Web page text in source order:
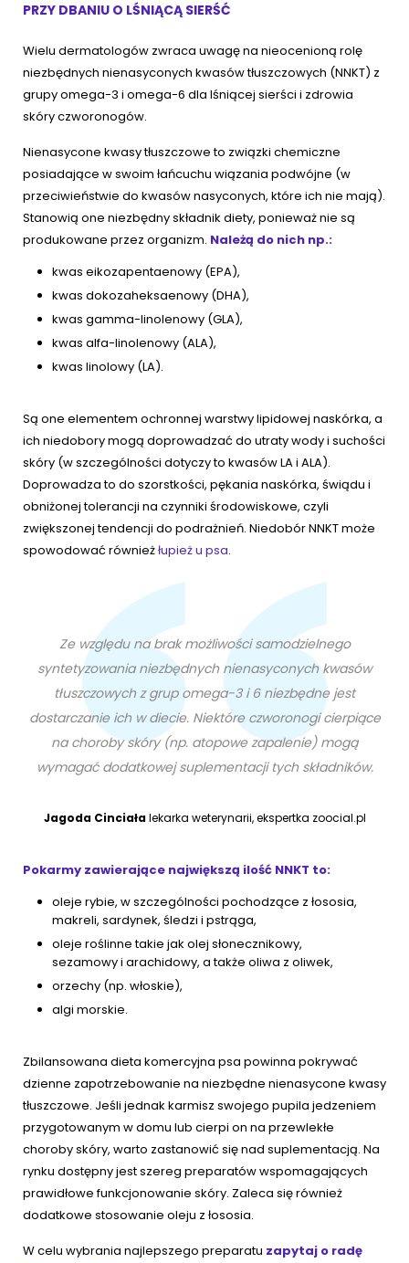
PRZY DBANIU O LŚNIĄCĄ SIERŚĆ
Wielu dermatologów zwraca uwagę na nieocenioną rolę
niezbędnych nienasyconych kwasów tłuszczowych (NNKT) z
grupy omega-3 i omega-6 dla lśniącej sierści i zdrowia
skóry czworonogów.
Nienasycone kwasy tłuszczowe to związki chemiczne
posiadające w swoim łańcuchu wiązania podwójne (w
przeciwieństwie do kwasów nasyconych, które ich nie mają).
Stanowią one niezbędny składnik diety, ponieważ nie są
produkowane przez organizm. Należą do nich np.:
kwas eikozapentaenowy (EPA),
kwas dokozaheksaenowy (DHA),
kwas gamma-linolenowy (GLA),
kwas alfa-linolenowy (ALA),
kwas linolowy (LA).
Są one elementem ochronnej warstwy lipidowej naskórka, a
ich niedobory mogą doprowadzać do utraty wody i suchości
skóry (w szczególności dotyczy to kwasów LA i ALA).
Doprowadza to do szorstkości, pękania naskórka, świądu i
obniżonej tolerancji na czynniki środowiskowe, czyli
zwiększonej tendencji do podrażnień. Niedobór NNKT może
spowodować równieżłupież u psa.
Ze względu na brak możliwości samodzielnego
syntetyzowania niezbędnych nienasyconych kwasów
tłuszczowych z grup omega-3 i 6 niezbędne jest
dostarczanie ich w diecie. Niektóre czworonogi cierpiące
na choroby skóry (np. atopowe zapalenie) mogą
wymagać dodatkowej suplementacji tych składników.
Jagoda Cinciałalekarka weterynarii, ekspertka zoocial.pl
Pokarmy zawierające największą ilość NNKT to:
oleje rybie, w szczególności pochodzące z łososia,
makreli, sardynek, śledzi i pstrąga,
oleje roślinne takie jak olej słonecznikowy,
sezamowy i arachidowy, a także oliwa z oliwek,
orzechy (np. włoskie),
algi morskie.
Zbilansowana dieta komercyjna psa powinna pokrywać
dzienne zapotrzebowanie na niezbędne nienasycone kwasy
tłuszczowe. Jeśli jednak karmisz swojego pupila jedzeniem
przygotowanym w domu lub cierpi on na przewlekłe
choroby skóry, warto zastanowić się nad suplementacją. Na
rynku dostępny jest szereg preparatów wspomagających
prawidłowe funkcjonowanie skóry. Zaleca się również
dodatkowe stosowanie oleju z łososia.
W celu wybrania najlepszego preparatu zapytaj o radę